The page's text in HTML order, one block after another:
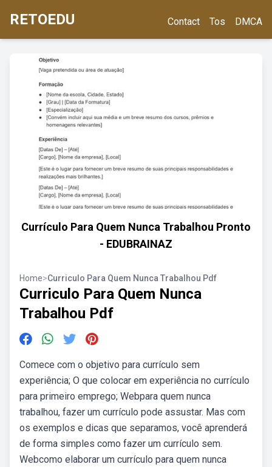
RETOEDU Contact Tos DMCA
Currículo Para Quem Nunca Trabalhou Pronto
- EDUBRAINAZ
Home>Curriculo Para Quem Nunca Trabalhou Pdf
Curriculo Para Quem Nunca
Trabalhou Pdf
Comece com o objetivo para currículo sem
experiência; O que colocar em experiência no currículo
para primeiro emprego; Webpara quem nunca
trabalhou, fazer um currículo pode assustar. Mas com
os exemplos e dicas que separamos, você aprenderá
de forma simples como fazer um currículo sem.
Webcomo elaborar um currículo para quem nunca